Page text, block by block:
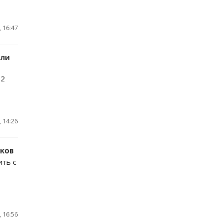
16:47
14:26
с
16:56